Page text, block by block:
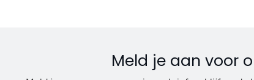
Meld je aan voor